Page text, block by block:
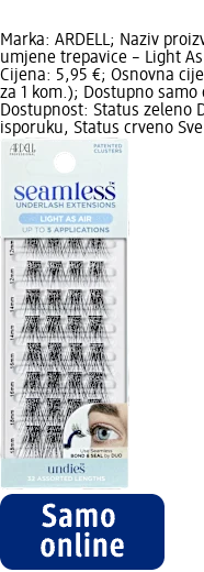
Marka: ARDELL; Naziv
umjene trepavice – Light
Cijena: 5,95 €; Osnovna
za 1 kom.); Dostupno samo
Dostupnost: Status zeleno
isporuku, Status crveno